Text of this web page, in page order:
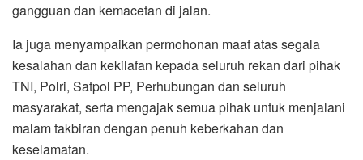
gangguan dan kemacetan di jalan.
Ia juga menyampaikan permohonan maaf atas segala
kesalahan dan kekilafan kepada seluruh rekan dari pihak
TNI, Polri, Satpol PP, Perhubungan dan seluruh
masyarakat, serta mengajak semua pihak untuk menjalani
malam takbiran dengan penuh keberkahan dan
keselamatan.